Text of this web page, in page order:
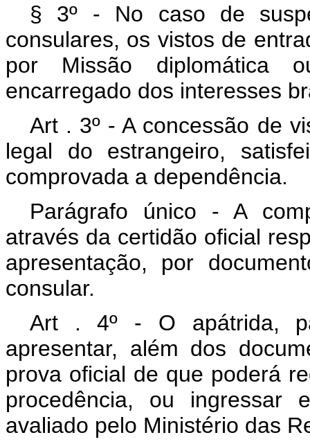
§ 3º - No caso de
consulares, os vistos de
por Missão diplomática
encarregado dos interesses
Art . 3º - A concessão de
legal do estrangeiro,
comprovada a dependência.
Parágrafo único - A
através da certidão oficial
apresentação, por
consular.
Art . 4º - O apátrida,
apresentar, além dos
prova oficial de que poderá
procedência, ou ingressar
avaliado pelo Ministério das